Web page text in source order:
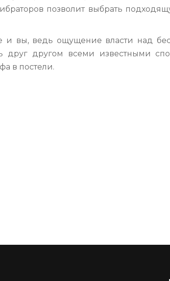
позволит выбрать
и вы, ведь ощущение власти над
друг другом всеми известными
в постели.